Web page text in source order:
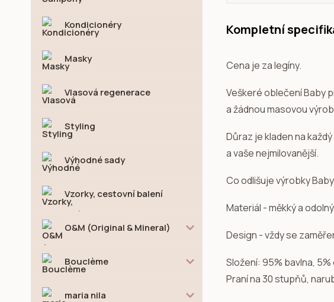
Kondicionéry
Masky
Vlasová regenerace
Styling
Výhodné sady
Vzorky, cestovní balení
O&M (Original & Mineral)
Bouclème
maria nila
Kompletní
Cena je za legíny.
Veškeré oblečení Baby
a žádnou masovou
Důraz je kladen na
a vaše nejmilovanější.
Co odlišuje výrobky
Materiál - měkký a
Design - vždy se
Složení: 95% bavlna,
Praní na 30 stupňů,